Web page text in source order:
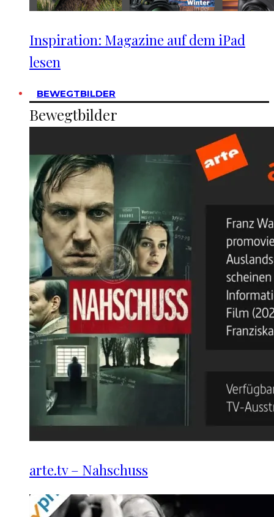
Inspiration: Magazine auf dem iPad
lesen
BEWEGTBILDER
Bewegtbilder
arte.tv – Nahschuss